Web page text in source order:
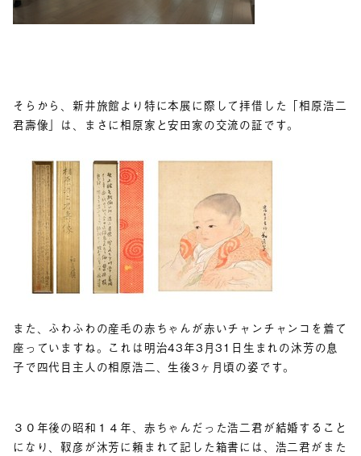
そらから、新井旅館より特に本展に際して拝借した「相原浩二
君壽像」は、まさに相原家と安田家の交流の証です。
また、ふわふわの産毛の赤ちゃんが赤いチャンチャンコを着て
座っていますね。これは明治43年3月31日生まれの沐芳の息
子で四代目主人の相原浩二、生後3ヶ月頃の姿です。
３０年後の昭和１４年、赤ちゃんだった浩二君が結婚すること
になり、靫彦が沐芳に頼まれて記した箱書には、浩二君がまた